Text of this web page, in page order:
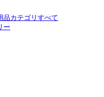
品カテゴリすべて
ー